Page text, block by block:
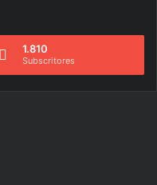
1.810
Subscritores